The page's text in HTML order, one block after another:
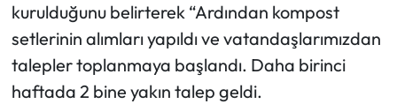
kurulduğunu belirterek “Ardından kompost
setlerinin alımları yapıldı ve vatandaşlarımızdan
talepler toplanmaya başlandı. Daha birinci
haftada 2 bine yakın talep geldi.